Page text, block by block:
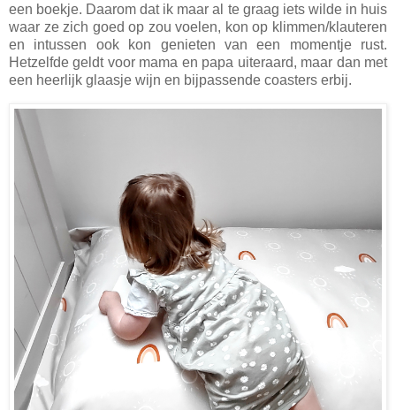
een boekje. Daarom dat ik maar al te graag iets wilde in huis
waar ze zich goed op zou voelen, kon op klimmen/klauteren
en intussen ook kon genieten van een momentje rust.
Hetzelfde geldt voor mama en papa uiteraard, maar dan met
een heerlijk glaasje wijn en bijpassende coasters erbij.